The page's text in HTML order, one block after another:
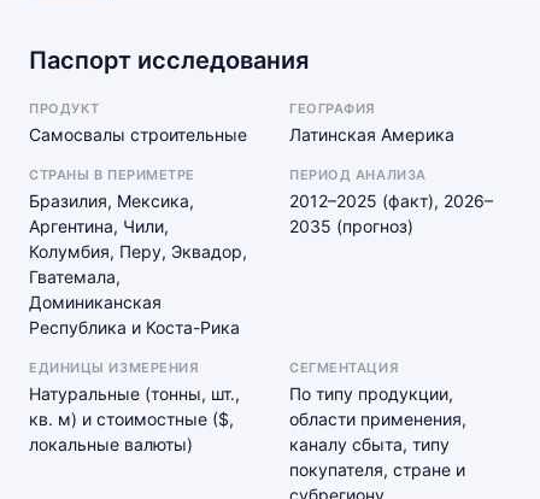
Паспорт исследования
ПРОДУКТ
Самосвалы строительные
ГЕОГРАФИЯ
Латинская Америка
СТРАНЫ В ПЕРИМЕТРЕ
Бразилия, Мексика,
Аргентина, Чили,
Колумбия, Перу, Эквадор,
Гватемала,
Доминиканская
Республика и Коста-Рика
ПЕРИОД АНАЛИЗА
2012–2025 (факт), 2026–
2035 (прогноз)
ЕДИНИЦЫ ИЗМЕРЕНИЯ
Натуральные (тонны, шт.,
кв. м) и стоимостные ($,
локальные валюты)
СЕГМЕНТАЦИЯ
По типу продукции,
области применения,
каналу сбыта, типу
покупателя, стране и
субрегиону